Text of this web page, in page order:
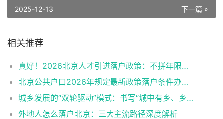
下一篇 »
2025-12-13
相关推荐
真好！2026北京人才引进落户政策：不拼年限拼实力
北京公共户口2026年规定最新政策落户条件办理程序
城乡发展的“双轮驱动”模式：书写“城中有乡、乡中有城”
外地人怎么落户北京：三大主流路径深度解析